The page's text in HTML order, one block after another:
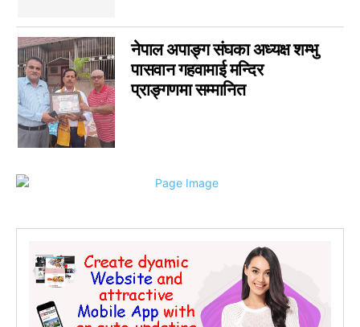
नेपाल अपाङ्ग संघका अध्यक्ष शम्भु
पासवान गहवामाई मन्दिर
प्राङ्गणमा सम्मानित